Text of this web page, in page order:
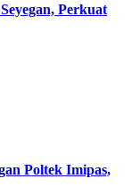
Perkuat
Poltek Imipas,